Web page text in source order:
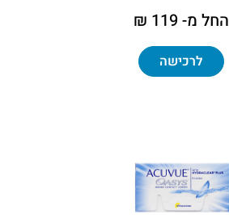
החל מ- 119 ₪
לרכישה